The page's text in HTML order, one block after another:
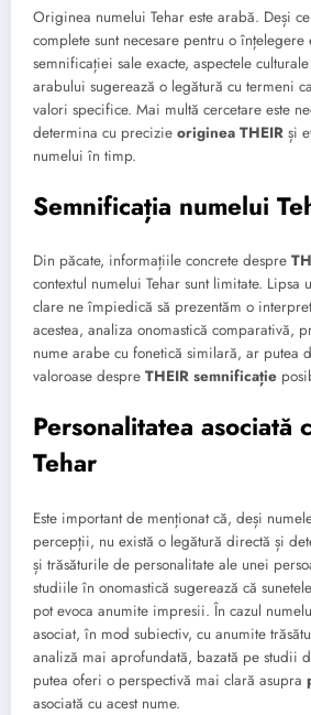
Originea numelui Tehar este arabă. Deși
complete sunt necesare pentru o înțelegere
semnificației sale exacte, aspectele
arabului sugerează o legătură cu termeni
valori specifice. Mai multă cercetare este
determina cu precizie originea THEIR și
numelui în timp.
Semnificația numelui
Din păcate, informațiile concrete despre
contextul numelui Tehar sunt limitate. Lipsa
clare ne împiedică să prezentăm o
acestea, analiza onomastică comparativă,
nume arabe cu fonetică similară, ar putea
valoroase despre THEIR semnificație
Personalitatea asociată
Tehar
Este important de menționat că, deși
percepții, nu există o legătură directă și
și trăsăturile de personalitate ale unei
studiile în onomastică sugerează că
pot evoca anumite impresii. În cazul
asociat, în mod subiectiv, cu anumite
analiză mai aprofundată, bazată pe studii
putea oferi o perspectivă mai clară asupra
asociată cu acest nume.